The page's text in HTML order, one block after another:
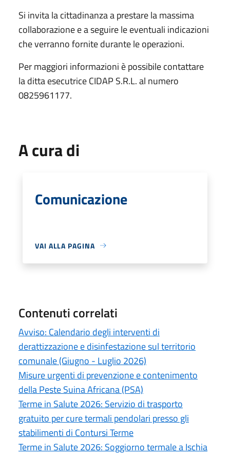
Si invita la cittadinanza a prestare la massima
collaborazione e a seguire le eventuali indicazioni
che verranno fornite durante le operazioni.
Per maggiori informazioni è possibile contattare
la ditta esecutrice CIDAP S.R.L. al numero
0825961177.
A cura di
Comunicazione
VAI ALLA PAGINA
Contenuti correlati
Avviso: Calendario degli interventi di
derattizzazione e disinfestazione sul territorio
comunale (Giugno - Luglio 2026)
Misure urgenti di prevenzione e contenimento
della Peste Suina Africana (PSA)
Terme in Salute 2026: Servizio di trasporto
gratuito per cure termali pendolari presso gli
stabilimenti di Contursi Terme
Terme in Salute 2026: Soggiorno termale a Ischia